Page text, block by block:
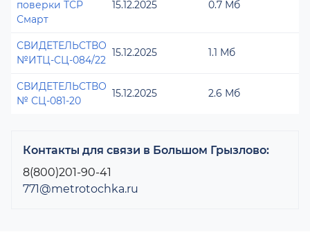
поверки ТСР
Смарт
15.12.2025 0.7 Мб
СВИДЕТЕЛЬСТВО
№ИТЦ-СЦ-084/22
15.12.2025 1.1 Мб
СВИДЕТЕЛЬСТВО
№ СЦ-081-20
15.12.2025 2.6 Мб
Контакты для связи в Большом Грызлово:
8(800)201-90-41
771@metrotochka.ru